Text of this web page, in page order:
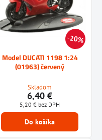
20%
Model DUCATI 1198 1:24
(01963) červený
Skladom
6,40 €
5,20 € bez DPH
Do košíka